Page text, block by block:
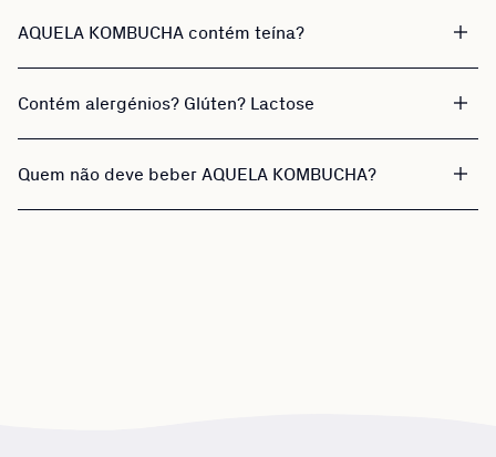
AQUELA KOMBUCHA contém teína?
Contém alergénios? Glúten? Lactose
Quem não deve beber AQUELA KOMBUCHA?